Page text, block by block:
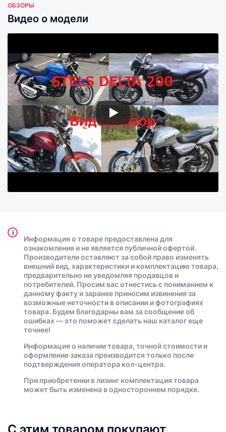
ОБЗОРЫ
Видео о модели
i
Информация о товаре предоставлена для
ознакомления и не является публичной офертой.
Производители оставляют за собой право изменять
внешний вид, характеристики и комплектацию товара,
предварительно не уведомляя продавцов и
потребителей. Просим вас отнестись с пониманием к
данному факту и заранее приносим извинения за
возможные неточности в описании и фотографиях
товара. Будем благодарны вам за сообщение об
ошибках — это поможет сделать наш каталог еще
точнее!
Информация о наличии товара, точной стоимости и
оформление заказа производится только после
подтверждения оператора кол-центра.
При приобретении в лизинг комплектация товара
может быть изменена в одностороннем порядке.
С этим товаром покупают